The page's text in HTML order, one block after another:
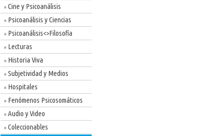
» Cine y Psicoanálisis
» Psicoanálisis y Ciencias
» Psicoanálisis<>Filosofía
» Lecturas
» Historia Viva
» Subjetividad y Medios
» Hospitales
» Fenómenos Psicosomáticos
» Audio y Video
» Coleccionables